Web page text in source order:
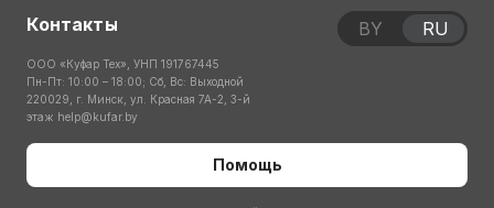
Контакты
ООО «Куфар Тех», УНП 191767445
Пн-Пт: 10:00 – 18:00; Сб, Вс: Выходной
220029, г. Минск, ул. Красная 7А-2, 3-й
этаж help@kufar.by
Помощь
BY RU